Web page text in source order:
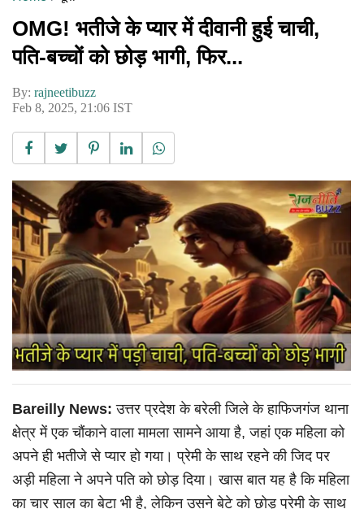
OMG! भतीजे के प्यार में दीवानी हुई चाची,
पति-बच्चों को छोड़ भागी, फिर...
By: rajneetibuzz
Feb 8, 2025, 21:06 IST
Bareilly News:उत्तर प्रदेश के बरेली जिले के हाफिजगंज थाना
क्षेत्र में एक चौंकाने वाला मामला सामने आया है, जहां एक महिला को
अपने ही भतीजे से प्यार हो गया। प्रेमी के साथ रहने की जिद पर
अड़ी महिला ने अपने पति को छोड़ दिया। खास बात यह है कि महिला
का चार साल का बेटा भी है, लेकिन उसने बेटे को छोड़ प्रेमी के साथ